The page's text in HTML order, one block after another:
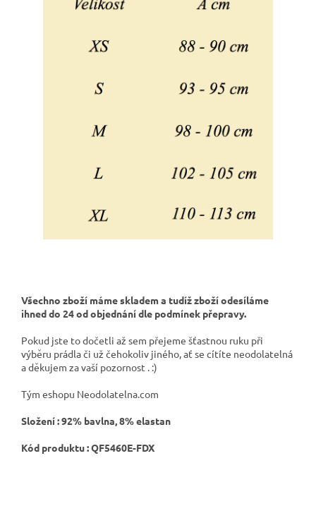
Všechno zboží máme skladem a tudíž zboží odesíláme
ihned do 24 od objednání dle podmínek přepravy.
Pokud jste to dočetli až sem přejeme šťastnou ruku při
výběru prádla či už čehokoliv jiného, ať se cítíte neodolatelná
a děkujem za vaší pozornost . :)
Tým eshopu Neodolatelna.com
Složení : 92% bavlna, 8% elastan
Kód produktu : QF5460E-FDX